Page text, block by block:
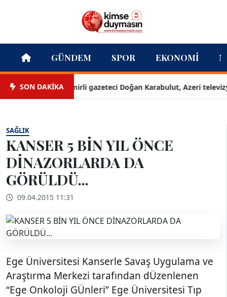
GÜNDEM SPOR EKONOMI
SON DAKİKAİzmirli gazeteci Doğan Karabulut, Azeri
SAĞLIK
KANSER 5 BİN YIL ÖNCE
DİNAZORLARDA DA
GÖRÜLDÜ...
09.04.2015 11:31
Ege Üniversitesi Kanserle Savaş Uygulama ve
Araştırma Merkezi tarafından dÜzenlenen
“Ege Onkoloji GÜnleri” Ege Üniversitesi Tıp